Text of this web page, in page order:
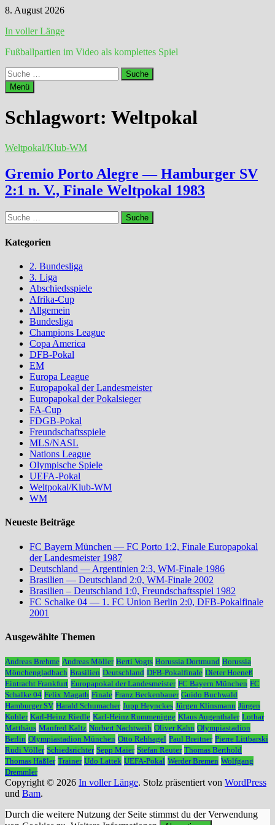
Zum
springen
8. August 2026
In voller Länge
Fußballpartien im Video als komplettes Spiel
Suche
nach:
Menü
Schlagwort: Weltpokal
Weltpokal/Klub-WM
Gremio Porto Alegre — Hamburger SV
2:1 n. V., Finale Weltpokal 1983
Suche
nach:
Kategorien
2. Bundesliga
3. Liga
Abschiedsspiele
Afrika-Cup
Allgemein
Bundesliga
Champions League
Copa America
DFB-Pokal
EM
Europa League
Europapokal der Landesmeister
Europapokal der Pokalsieger
FA-Cup
FDGB-Pokal
Freundschaftsspiele
MLS/NASL
Nations League
Olympische Spiele
UEFA-Pokal
Weltpokal/Klub-WM
WM
Neueste Beiträge
FC Bayern München — FC Porto 1:2, Finale Europapokal
der Landesmeister 1987
Deutschland — Argentinien 2:3, WM-Finale 1986
Brasilien — Deutschland 2:0, WM-Finale 2002
Brasilien – Deutschland 1:0, Freundschaftsspiel 1982
FC Schalke 04 — 1. FC Union Berlin 2:0, DFB-Pokalfinale
2001
Ausgewählte Themen
Andreas Brehme Andreas Möller Berti Vogts Borussia Dortmund Borussia
Mönchengladbach Brasilien Deutschland DFB-Pokalfinale Dieter Hoeneß
Eintracht Frankfurt Europapokal der Landesmeister FC Bayern München FC
Schalke 04 Felix Magath Finale Franz Beckenbauer Guido Buchwald
Hamburger SV Harald Schumacher Jupp Heynckes Jürgen Klinsmann Jürgen
Kohler Karl-Heinz Riedle Karl-Heinz Rummenigge Klaus Augenthaler Lothar
Matthäus Manfred Kaltz Norbert Nachtweih Oliver Kahn Olympiastadion
Berlin Olympiastadion München Otto Rehhagel Paul Breitner Pierre Littbarski
Rudi Völler Schiedsrichter Sepp Maier Stefan Reuter Thomas Berthold
Thomas Häßler Trainer Udo Lattek UEFA-Pokal Werder Bremen Wolfgang
Dremmler
Copyright © 2026 In voller Länge. Stolz präsentiert von WordPress
und Bam.
Durch die weitere Nutzung der Seite stimmst du der Verwendung